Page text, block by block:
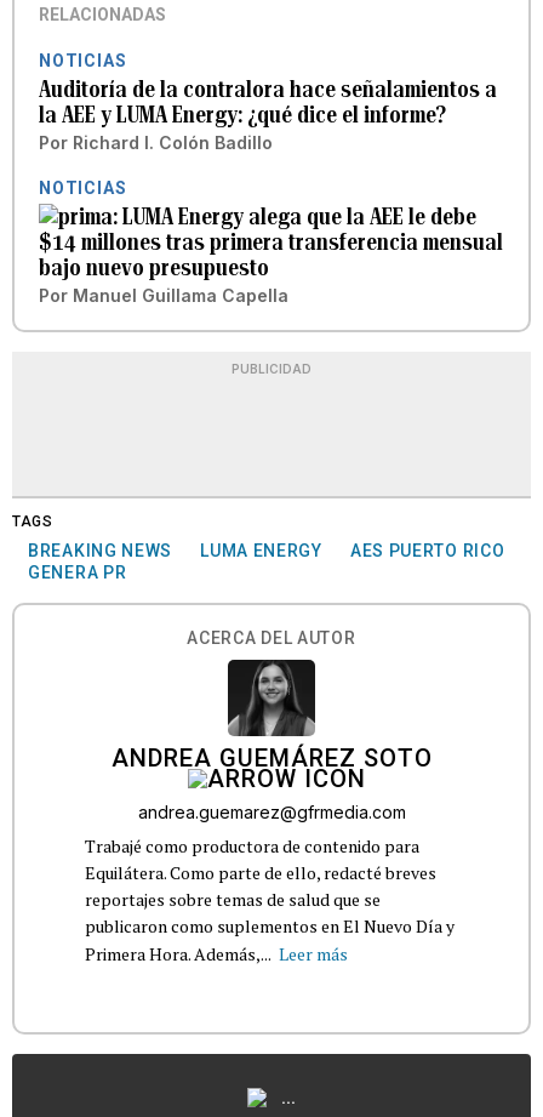
RELACIONADAS
NOTICIAS
Auditoría de la contralora hace señalamientos a
la AEE y LUMA Energy: ¿qué dice el informe?
Por Richard I. Colón Badillo
NOTICIAS
LUMA Energy alega que la AEE le debe
$14 millones tras primera transferencia mensual
bajo nuevo presupuesto
Por Manuel Guillama Capella
PUBLICIDAD
TAGS
BREAKING NEWS LUMA ENERGY
AES PUERTO RICO
GENERA PR
ACERCA DEL AUTOR
ANDREA GUEMÁREZ SOTO
andrea.guemarez@gfrmedia.com
Trabajé como productora de contenido para
Equilátera. Como parte de ello, redacté breves
reportajes sobre temas de salud que se
publicaron como suplementos en El Nuevo Día y
Primera Hora. Además,... Leer más
...